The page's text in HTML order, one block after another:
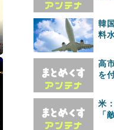
韓
料
高
を
米
「